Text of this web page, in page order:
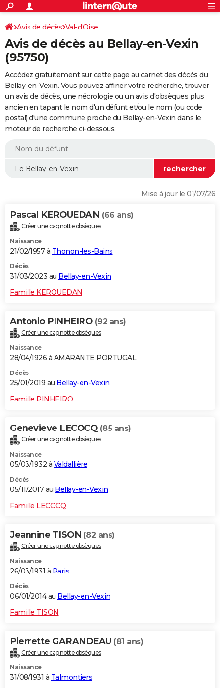
ACTUALITÉS
Politique
Société
Faits Divers
Education
Monde
Villes
+
SPORT
Coupe du monde 2026
Football
Tennis
Cyclisme
Rugby
Forum
FINANCE
Retraite
Impôts
Epargne
Immobilier
Risques naturels par ville
Banque
Assurance
Crédit
AUTO
Essais
Réserver un essai
Citadines
Berlines
SUV
Forum auto
+
HIGH-TECH
Mobiles
Meilleur smartphone
Internet
Ordinateurs
Jeux vidéo
Guide high-tech
+BRICOLAGE
Forum
Aménagement intérieur
Extérieur
Cuisine
Salle de bains
Jardinage
Rangement
WEEK-END
Guides de France
Escapades
Patrimoine
Expositions
Musées
Week-end nature
LIFESTYLE
Alimentation
Guide de la santé
Maladies
Médicaments
Sommeil
VOYAGE
Destinations
City break
Voyage nature
Voyage de noces
Forum
Climat
+PHOTO
GUIDES D'ACHAT
BONS PLANS
CARTE DE VOEUX
Dictionnaire
Biographies
Citations
Expressions
Proverbes
PROGRAMME TV
COPAINS D'AVANT
S'inscrire
Se connecter
Lycées
Collèges
Primaires
Universités
Entreprises
Service militaire
Avis de recherche
AVIS DE DÉCÈS
Avis de décès Val-d'Oise
Avis de décès au Bellay-en-Vexin
(95750)
Accédez gratuitement sur cette page au carnet des décès du
Bellay-en-Vexin. Vous pouvez affiner votre recherche, trouver
un avis de décès, une nécrologie ou un avis d'obsèques plus
ancien en tapant le nom d'un défunt et/ou le nom (ou code
postal) d'une commune proche du Bellay-en-Vexin dans le
moteur de recherche ci-dessous.
Mise à jour le 01/07/26
Pascal KEROUEDAN (66 ans)
Créer une cagnotte obsèques
Naissance
21/02/1957 à Thonon-les-Bains
Décès
31/03/2023 au Bellay-en-Vexin
Famille KEROUEDAN
Antonio PINHEIRO (92 ans)
Créer une cagnotte obsèques
Naissance
28/04/1926 à AMARANTE PORTUGAL
Décès
25/01/2019 au Bellay-en-Vexin
Famille PINHEIRO
Genevieve LECOCQ (85 ans)
Créer une cagnotte obsèques
Naissance
05/03/1932 à Valdallière
Décès
05/11/2017 au Bellay-en-Vexin
Famille LECOCQ
Jeannine TISON (82 ans)
Créer une cagnotte obsèques
Naissance
26/03/1931 à Paris
Décès
06/01/2014 au Bellay-en-Vexin
Famille TISON
Pierrette GARANDEAU (81 ans)
Créer une cagnotte obsèques
Naissance
31/08/1931 à Talmontiers